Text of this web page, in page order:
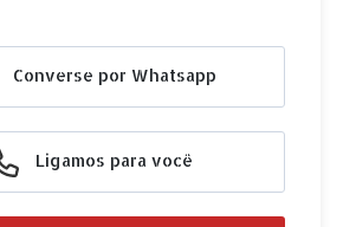
Converse por Whatsapp
Ligamos para você